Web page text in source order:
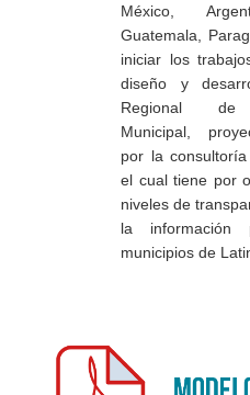
México,
Guatemala,
iniciar los
diseño y
Regional de
Municipal,
por la consultoría
el cual tiene por
niveles de
la información
municipios de